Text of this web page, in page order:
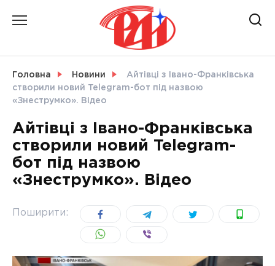
СВІТ
УКРАЇНА
Головна Новини
Айтівці з Івано-Франківська
створили новий Telegram-бот під назвою
«Знеструмко». Відео
Айтівці з Івано-Франківська
створили новий Telegram-
бот під назвою
«Знеструмко». Відео
Поширити: